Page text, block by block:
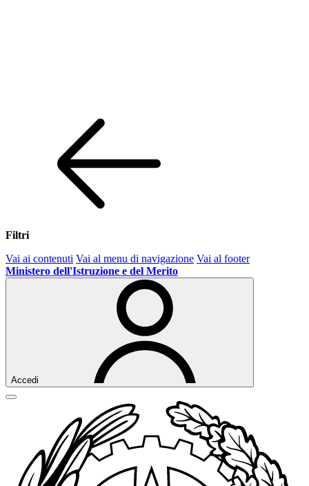
Filtri
Vai ai contenuti Vai al menu di navigazione Vai al footer
Ministero dell'Istruzione e del Merito
Accedi